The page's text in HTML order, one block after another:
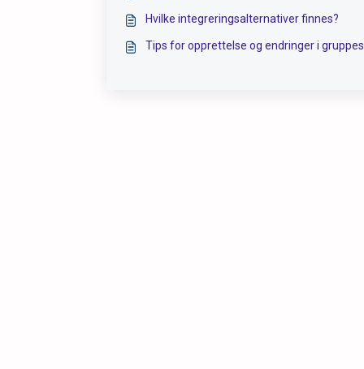
Hvilke integreringsalternativer finnes?
Tips for opprettelse og endringer i